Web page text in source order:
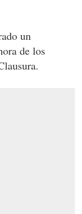
un
de los